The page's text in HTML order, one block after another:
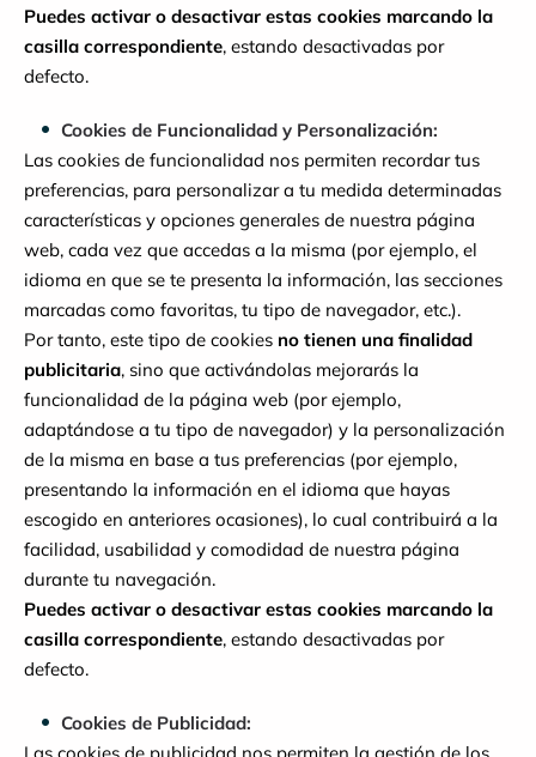
Puedes activar o desactivar estas cookies marcando la
casilla correspondiente, estando desactivadas por
defecto.
Cookies de Funcionalidad y Personalización:
Las cookies de funcionalidad nos permiten recordar tus
preferencias, para personalizar a tu medida determinadas
características y opciones generales de nuestra página
web, cada vez que accedas a la misma (por ejemplo, el
idioma en que se te presenta la información, las secciones
marcadas como favoritas, tu tipo de navegador, etc.).
Por tanto, este tipo de cookies no tienen una finalidad
publicitaria, sino que activándolas mejorarás la
funcionalidad de la página web (por ejemplo,
adaptándose a tu tipo de navegador) y la personalización
de la misma en base a tus preferencias (por ejemplo,
presentando la información en el idioma que hayas
escogido en anteriores ocasiones), lo cual contribuirá a la
facilidad, usabilidad y comodidad de nuestra página
durante tu navegación.
Puedes activar o desactivar estas cookies marcando la
casilla correspondiente, estando desactivadas por
defecto.
Cookies de Publicidad: